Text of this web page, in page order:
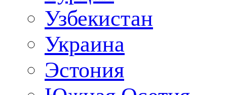
Узбекистан
Украина
Эстония